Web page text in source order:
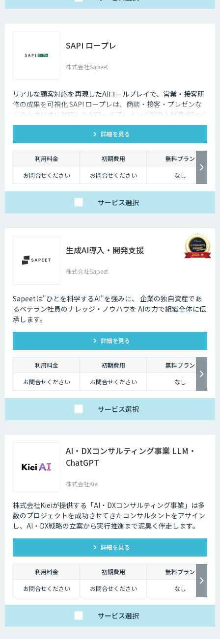
SAPI ロープレ
株式会社Sapeet
リアルな顧客対応を再現したAIロールプレイで、営業・接客研
修の成果を可視化 SAPI ロープレは、商談・接客・プレゼンな
どのシナリオに対応したAIロールプレイング型の人材育成SaaS
です。 AIアバターとの実践トレーニングと動画フィードバック
により、新人・中途スタッフの早期戦力化と教育の属人化解消
を支援します。
詳細を見る
利用料金 初期費用
無料プラン
お問合せください
お問合せください なし
サービス選択
生成AI導入・開発支援
株式会社Sapeet
Sapeetは"ひとを科学するAI"を強みに、 企業の独自資産であ
るベテラン社員のナレッジ・ノウハウを AIの力で組織全体に伝
承します。
詳細を見る
利用料金 初期費用
無料プラン
お問合せください
お問合せください なし
サービス選択
AI・DXコンサルティング事業 LLM・
ChatGPT
株式会社Kiei
株式会社Kieiが提供する「AI・DXコンサルティング事業」は多
数のプロジェクトを成功させてきたコンサルタントをアサイン
し、AI・DX戦略の立案から実行推進まで泥臭く伴走します。
詳細を見る
利用料金 初期費用
無料プラン
お問合せください
お問合せください なし
サービス選択